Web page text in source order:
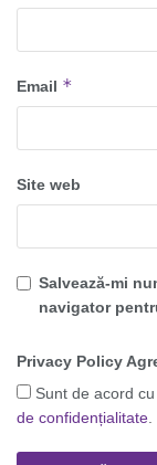
Email *
Site web
Salvează-mi
navigator
Privacy Policy
Sunt de acord
de confidențialitate.